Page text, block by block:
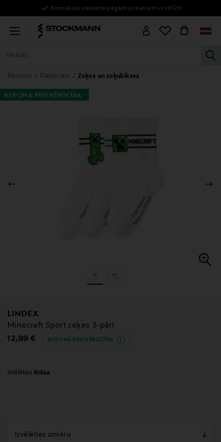
Bezmaksas standarta piegāde pirkumiem virs €120!
Menu
VISAS PRECES SIEVIETĒM VĪRIEŠIEM
Bērniem Piederumi Zeķes un zeķubikses
KUPONA PRIEKŠROCĪBA
LINDEX
Minecraft Sport zeķes 3-pāri
Original Price
12,99 € KUPONA PRIEKŠROCĪBA
Izvēlēties Krāsa